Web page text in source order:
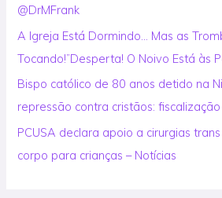
:@DrMFrank
A Igreja Está Dormindo… Mas as
Tocando!”Desperta! O Noivo Está às
Bispo católico de 80 anos detido na
repressão contra cristãos:
PCUSA declara apoio a cirurgias
corpo para crianças – Notícias